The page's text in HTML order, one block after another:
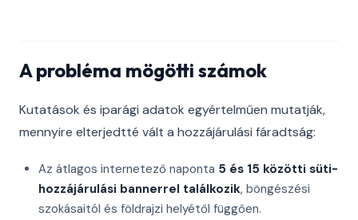
A probléma mögötti számok
Kutatások és iparági adatok egyértelműen mutatják,
mennyire elterjedtté vált a hozzájárulási fáradtság:
Az átlagos internetező naponta 5 és 15 közötti süti-
hozzájárulási bannerrel találkozik, böngészési
szokásaitól és földrajzi helyétől függően.